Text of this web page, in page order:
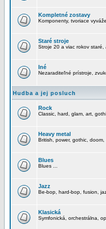
Kompletné zostavy
Komponenty, tvoriace
Staré stroje
Stroje 20 a viac rokov staré,
Iné
Nezaraditeľné prístroje,
Hudba a jej posluch
Rock
Classic, hard, glam, art,
Heavy metal
British, power, gothic,
Blues
Blues ...
Jazz
Be-bop, hard-bop, fusion,
Klasická
Symfonická, orchestrálna,